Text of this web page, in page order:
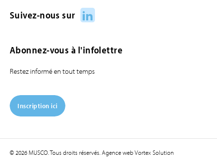
Suivez-nous sur LinkedIn
Abonnez-vous à l'infolettre
Restez informé en tout temps
Inscription ici
© 2026 MUSCO. Tous droits réservés. Agence webVortex Solution